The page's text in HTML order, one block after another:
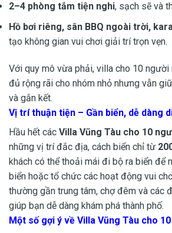
2–4 phòng tắm tiện nghi, sạch sẽ và
Hồ bơi riêng, sân BBQ ngoài trời,
tạo không gian vui chơi giải trí trọn vẹn.
Với quy mô vừa phải, villa cho 10
đủ rộng rãi cho nhóm nhỏ nhưng vẫn
và gắn kết.
Vị trí thuận tiện – Gần biển, dễ dàng
Hầu hết các Villa Vũng Tàu cho 10
những vị trí đắc địa, cách biển chỉ từ
khách có thể thoải mái đi bộ ra biển để
biển hoặc tổ chức các hoạt động vui
thường gần trung tâm, chợ đêm và các
giúp bạn dễ dàng khám phá thành phố.
Một số gợi ý về Villa Vũng Tàu cho